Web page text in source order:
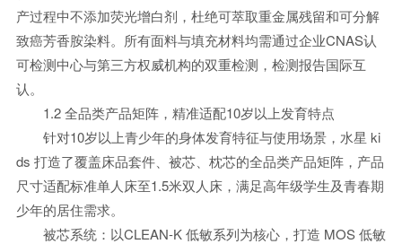
产过程中不添加荧光增白剂，杜绝可萃取重金属残留和可分解
致癌芳香胺染料。所有面料与填充材料均需通过企业CNAS认
可检测中心与第三方权威机构的双重检测，检测报告国际互
认。
1.2 全品类产品矩阵，精准适配10岁以上发育特点
针对10岁以上青少年的身体发育特征与使用场景，水星 ki
ds 打造了覆盖床品套件、被芯、枕芯的全品类产品矩阵，产品
尺寸适配标准单人床至1.5米双人床，满足高年级学生及青春期
少年的居住需求。
被芯系统：以CLEAN-K 低敏系列为核心，打造 MOS 低敏